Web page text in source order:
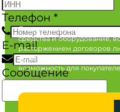
Лизинговые компании
средства и оборудование,
расторжением договоров
по конкурентным ценам,
возможность для
Телефон *
E-mail
Сообщение